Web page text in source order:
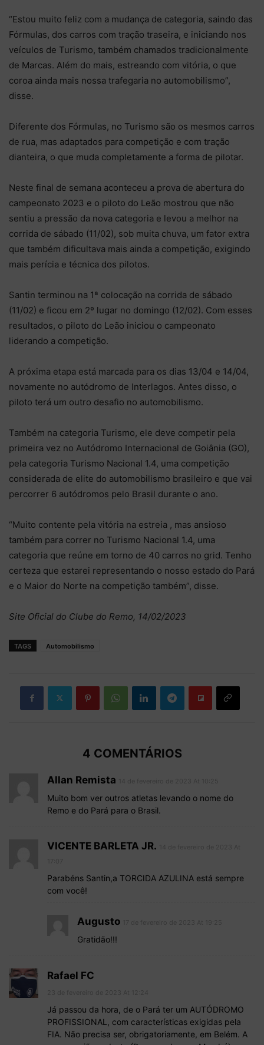
“Estou muito feliz com a mudança de categoria, saindo das
Fórmulas, dos carros com tração traseira, e iniciando nos
veículos de Turismo, também chamados tradicionalmente
de Marcas. Além do mais, estreando com vitória, o que
coroa ainda mais nossa trafegaria no automobilismo”,
disse.
Diferente dos Fórmulas, no Turismo são os mesmos carros
de rua, mas adaptados para competição e com tração
dianteira, o que muda completamente a forma de pilotar.
Neste final de semana aconteceu a prova de abertura do
campeonato 2023 e o piloto do Leão mostrou que não
sentiu a pressão da nova categoria e levou a melhor na
corrida de sábado (11/02), sob muita chuva, um fator extra
que também dificultava mais ainda a competição, exigindo
mais perícia e técnica dos pilotos.
Santin terminou na 1ª colocação na corrida de sábado
(11/02) e ficou em 2º lugar no domingo (12/02). Com esses
resultados, o piloto do Leão iniciou o campeonato
liderando a competição.
A próxima etapa está marcada para os dias 13/04 e 14/04,
novamente no autódromo de Interlagos. Antes disso, o
piloto terá um outro desafio no automobilismo.
Também na categoria Turismo, ele deve competir pela
primeira vez no Autódromo Internacional de Goiânia (GO),
pela categoria Turismo Nacional 1.4, uma competição
considerada de elite do automobilismo brasileiro e que vai
percorrer 6 autódromos pelo Brasil durante o ano.
“Muito contente pela vitória na estreia , mas ansioso
também para correr no Turismo Nacional 1.4, uma
categoria que reúne em torno de 40 carros no grid. Tenho
certeza que estarei representando o nosso estado do Pará
e o Maior do Norte na competição também”, disse.
Site Oficial do Clube do Remo, 14/02/2023
TAGS Automobilismo
4 COMENTÁRIOS
Allan Remista
Muito bom ver outros atletas levando o nome do
Remo e do Pará para o Brasil.
VICENTE BARLETA JR.
Parabéns Santin,a TORCIDA AZULINA está sempre
com você!
Augusto
Gratidão!!!
Rafael FC
Já passou da hora, de o Pará ter um AUTÓDROMO
PROFISSIONAL, com características exigidas pela
FIA. Não precisa ser, obrigatoriamente, em Belém. A